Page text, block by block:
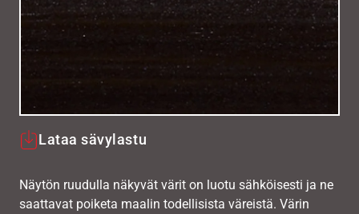
Lataa sävylastu
Näytön ruudulla näkyvät värit on luotu sähköisesti ja ne
saattavat poiketa maalin todellisista väreistä. Värin